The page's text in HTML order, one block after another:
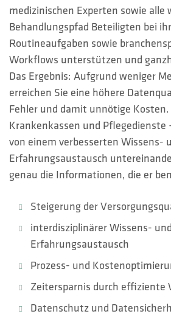
medizinischen Experten sowie alle
Behandlungspfad Beteiligten bei
Routineaufgaben sowie
Workflows unterstützen und
Das Ergebnis: Aufgrund weniger
erreichen Sie eine höhere
Fehler und damit unnötige
Krankenkassen und Pflegedienste
von einem verbesserten Wissens-
Erfahrungsaustausch
genau die Informationen, die er
Steigerung der
interdisziplinärer Wissens- und
Erfahrungsaustausch
Prozess- und
Zeitersparnis durch effiziente
Datenschutz und